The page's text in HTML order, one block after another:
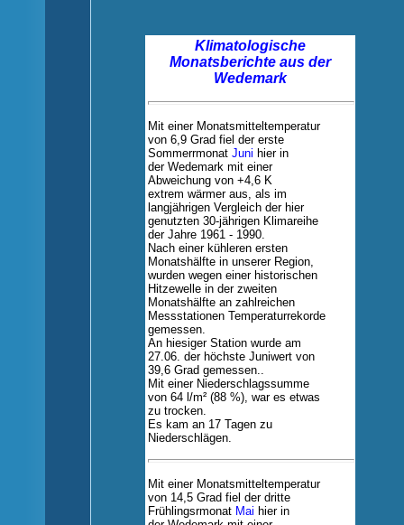
Klimatologische
Monatsberichte aus der
Wedemark
Mit einer Monatsmitteltemperatur
von 6,9 Grad fiel der erste
Sommerrmonat Juni hier in
der Wedemark mit einer
Abweichung von +4,6 K
extrem wärmer aus, als im
langjährigen Vergleich der hier
genutzten 30-jährigen Klimareihe
derJahre 1961 - 1990.
Nach einer kühleren ersten
Monatshälfte in unserer Region,
wurden wegen einer historischen
Hitzewelle in der zweiten
Monatshälfte an zahlreichen
Messstationen Temperaturrekorde
gemessen.
An hiesiger Station wurde am
27.06. der höchste Juniwert von
39,6 Grad gemessen..
Mit einer Niederschlagssumme
von 64 l/m² (88 %), war es etwas
zu trocken.
Es kam an 17 Tagen zu
Niederschlägen.
Mit einer Monatsmitteltemperatur
von 14,5 Grad fiel der dritte
Frühlingsrmonat Mai hier in